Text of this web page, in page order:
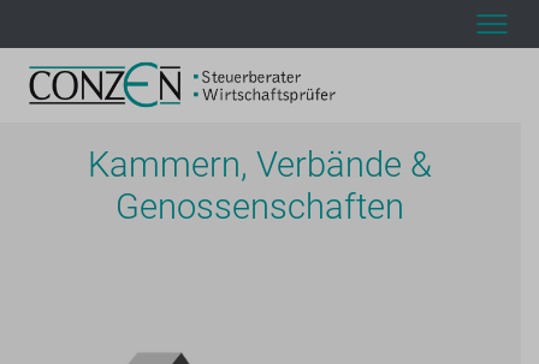
Kammern, Verbände &
Genossenschaften